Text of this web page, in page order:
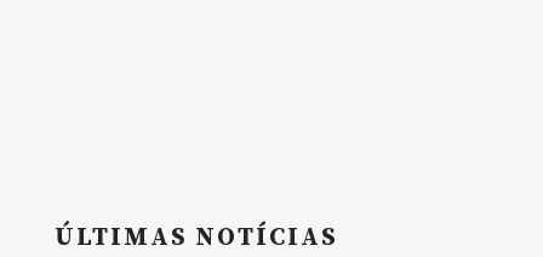
ÚLTIMAS NOTÍCIAS